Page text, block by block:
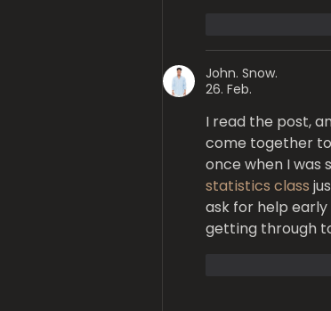
John. Snow.
26. Feb.
I read the post,
come together
once when I was
statistics class
ask for help
getting through